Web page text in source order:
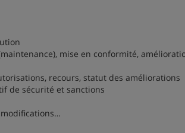
mise en conformité,
recours, statut des améliorations
de sécurité et sanctions